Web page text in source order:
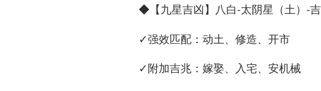
◆ 【九星吉凶】 八白-太阴星（土）-
✓强效匹配：动土、修造、开市
✓附加吉兆：嫁娶、入宅、安机械